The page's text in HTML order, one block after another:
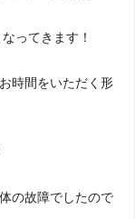
ってきます！
時間をいただく形
の故障でしたので